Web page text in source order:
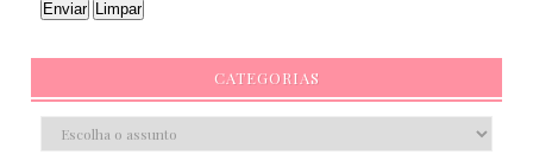
CATEGORIAS